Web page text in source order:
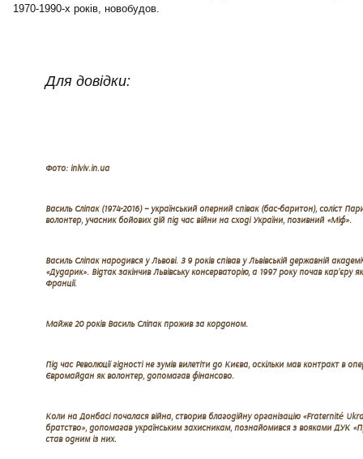
1970-1990-х років, новобудов.
Для довідки:
Фото: inlviv.in.ua
Василь Сліпак (1974-2016) – український оперний співак (бас-баритон), соліст
волонтер, учасник бойових дій під час війни на сході України, позивний «Міф».
Василь Сліпак народився у Львові. З 9 років співав у Львівській державній
«Дударик». Відтак закінчив Львівську консерваторію, а 1997 року почав кар’єру
Франції.
Майже 20 років Василь Сліпак прожив за кордоном.
Під час Революції гідності не зумів вилетіти до Києва, оскільки мав контракт в
Євромайдан як волонтер, допомагав фінансово.
Коли на Донбасі почалася війна, створив благодійну організацію «Fraternité
братство», допомагав українським захисникам, познайомився з вояками ДУК
став одним із них.